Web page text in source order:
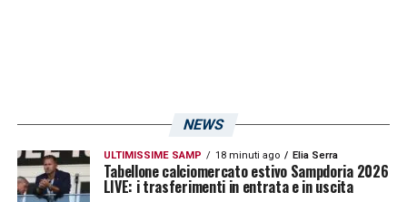
una scelta sua, io spero che rimanga perché
Attilio è un pezzo di noi, un pezzo di
NEWS
ULTIMISSIME SAMP 18 minuti ago Elia Serra
Tabellone calciomercato estivo Sampdoria 2026
LIVE: i trasferimenti in entrata e in uscita